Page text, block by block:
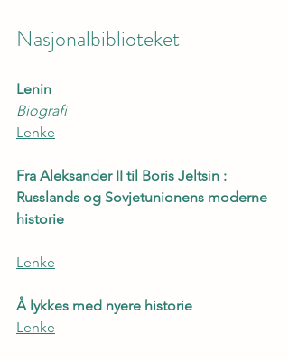
Nasjonalbiblioteket
Lenin
Biografi
Lenke
Fra Aleksander II til Boris Jeltsin :
Russlands og Sovjetunionens moderne
historie
Lenke
Å lykkes med nyere historie
Lenke